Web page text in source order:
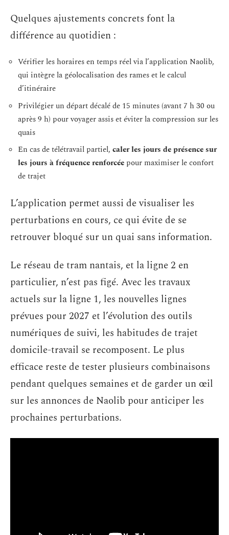
Quelques ajustements concrets font la
différence au quotidien :
Vérifier les horaires en temps réel via l’application Naolib,
qui intègre la géolocalisation des rames et le calcul
d’itinéraire
Privilégier un départ décalé de 15 minutes (avant 7 h 30 ou
après 9 h) pour voyager assis et éviter la compression sur les
quais
En cas de télétravail partiel, caler les jours de présence sur
les jours à fréquence renforcée pour maximiser le confort
de trajet
L’application permet aussi de visualiser les
perturbations en cours, ce qui évite de se
retrouver bloqué sur un quai sans information.
Le réseau de tram nantais, et la ligne 2 en
particulier, n’est pas figé. Avec les travaux
actuels sur la ligne 1, les nouvelles lignes
prévues pour 2027 et l’évolution des outils
numériques de suivi, les habitudes de trajet
domicile-travail se recomposent. Le plus
efficace reste de tester plusieurs combinaisons
pendant quelques semaines et de garder un œil
sur les annonces de Naolib pour anticiper les
prochaines perturbations.